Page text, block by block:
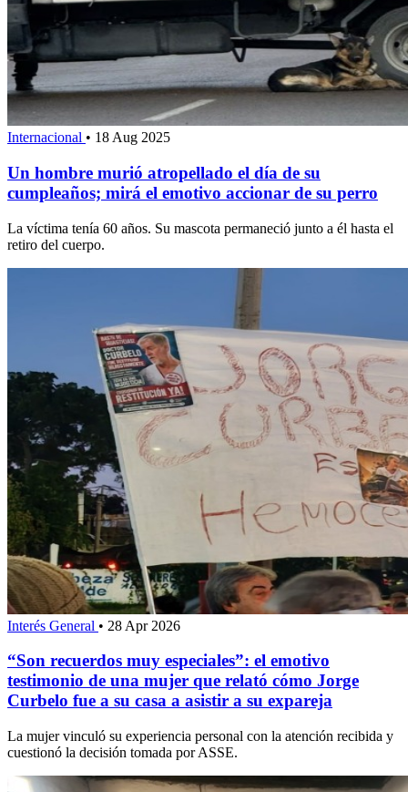
Internacional • 18 Aug 2025
Un hombre murió atropellado el día de su
cumpleaños; mirá el emotivo accionar de su perro
La víctima tenía 60 años. Su mascota permaneció junto a él hasta el
retiro del cuerpo.
Interés General • 28 Apr 2026
“Son recuerdos muy especiales”: el emotivo
testimonio de una mujer que relató cómo Jorge
Curbelo fue a su casa a asistir a su expareja
La mujer vinculó su experiencia personal con la atención recibida y
cuestionó la decisión tomada por ASSE.